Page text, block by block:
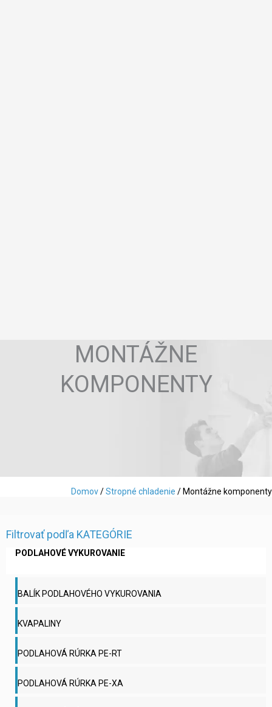
MONTÁŽNE
KOMPONENTY
Domov/Stropné chladenie / Montážne komponenty
Filtrovať podľa KATEGÓRIE
PODLAHOVÉ VYKUROVANIE
BALÍK PODLAHOVÉHO VYKUROVANIA
KVAPALINY
PODLAHOVÁ RÚRKA PE-RT
PODLAHOVÁ RÚRKA PE-XA